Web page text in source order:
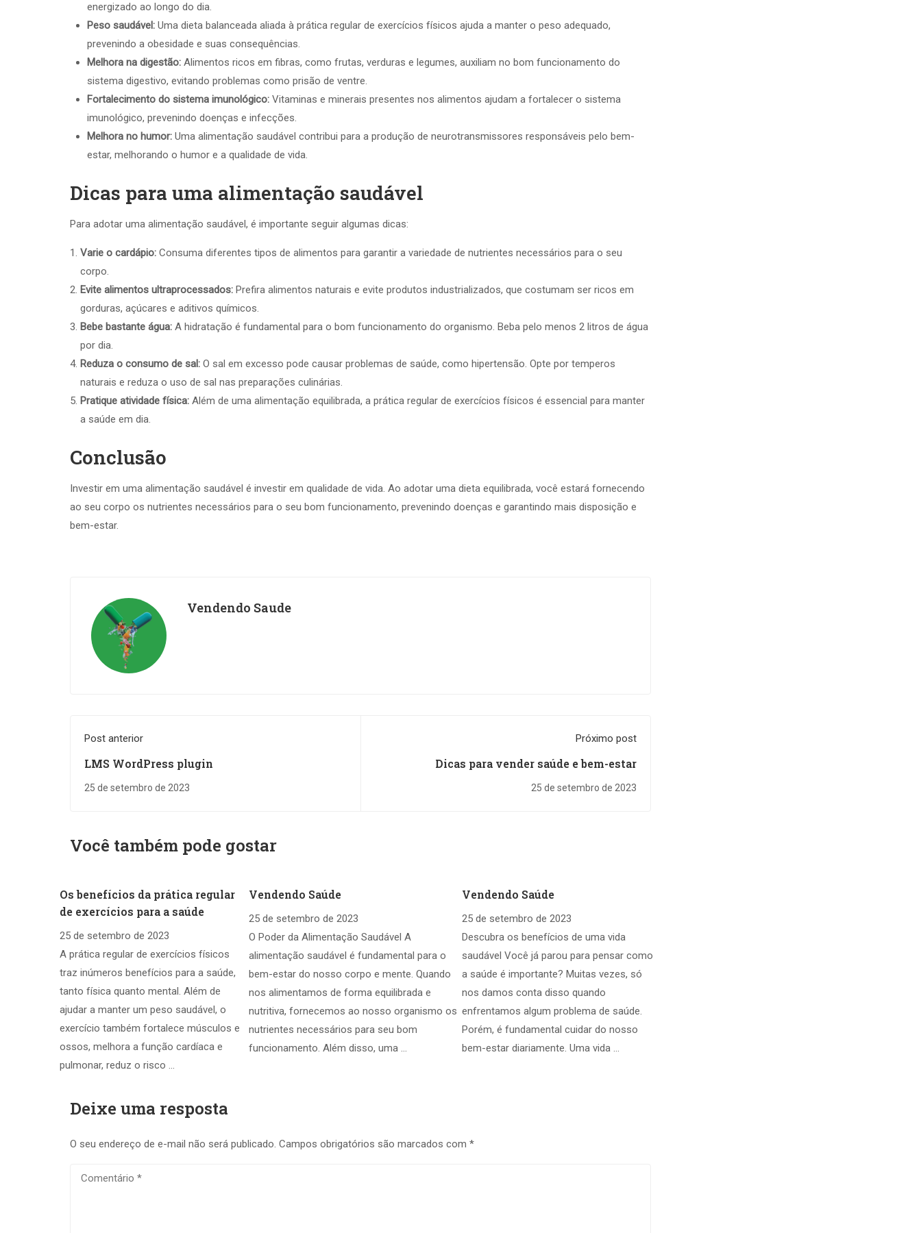
energizado ao longo do dia.
Peso saudável: Uma dieta balanceada aliada à prática regular de exercícios físicos ajuda a manter o peso adequado,
prevenindo a obesidade e suas consequências.
Melhora na digestão: Alimentos ricos em fibras, como frutas, verduras e legumes, auxiliam no bom funcionamento do
sistema digestivo, evitando problemas como prisão de ventre.
Fortalecimento do sistema imunológico: Vitaminas e minerais presentes nos alimentos ajudam a fortalecer o sistema
imunológico, prevenindo doenças e infecções.
Melhora no humor: Uma alimentação saudável contribui para a produção de neurotransmissores responsáveis pelo bem-
estar, melhorando o humor e a qualidade de vida.
Dicas para uma alimentação saudável
Para adotar uma alimentação saudável, é importante seguir algumas dicas:
Varie o cardápio: Consuma diferentes tipos de alimentos para garantir a variedade de nutrientes necessários para o seu
corpo.
Evite alimentos ultraprocessados: Prefira alimentos naturais e evite produtos industrializados, que costumam ser ricos em
gorduras, açúcares e aditivos químicos.
Bebe bastante água: A hidratação é fundamental para o bom funcionamento do organismo. Beba pelo menos 2 litros de água
por dia.
Reduza o consumo de sal: O sal em excesso pode causar problemas de saúde, como hipertensão. Opte por temperos
naturais e reduza o uso de sal nas preparações culinárias.
Pratique atividade física: Além de uma alimentação equilibrada, a prática regular de exercícios físicos é essencial para manter
a saúde em dia.
Conclusão
Investir em uma alimentação saudável é investir em qualidade de vida. Ao adotar uma dieta equilibrada, você estará fornecendo
ao seu corpo os nutrientes necessários para o seu bom funcionamento, prevenindo doenças e garantindo mais disposição e
bem-estar.
Vendendo Saude
Post anterior
LMS WordPress plugin
25 de setembro de 2023
Próximo post
Dicas para vender saúde e bem-estar
25 de setembro de 2023
Você também pode gostar
Os benefícios da prática regular
de exercícios para a saúde
25 de setembro de 2023
A prática regular de exercícios físicos
traz inúmeros benefícios para a saúde,
tanto física quanto mental. Além de
ajudar a manter um peso saudável, o
exercício também fortalece músculos e
ossos, melhora a função cardíaca e
pulmonar, reduz o risco …
Vendendo Saúde
25 de setembro de 2023
O Poder da Alimentação Saudável A
alimentação saudável é fundamental para o
bem-estar do nosso corpo e mente. Quando
nos alimentamos de forma equilibrada e
nutritiva, fornecemos ao nosso organismo os
nutrientes necessários para seu bom
funcionamento. Além disso, uma …
Vendendo Saúde
25 de setembro de 2023
Descubra os benefícios de uma vida
saudável Você já parou para pensar como
a saúde é importante? Muitas vezes, só
nos damos conta disso quando
enfrentamos algum problema de saúde.
Porém, é fundamental cuidar do nosso
bem-estar diariamente. Uma vida …
Deixe uma resposta
O seu endereço de e-mail não será publicado. Campos obrigatórios são marcados com *